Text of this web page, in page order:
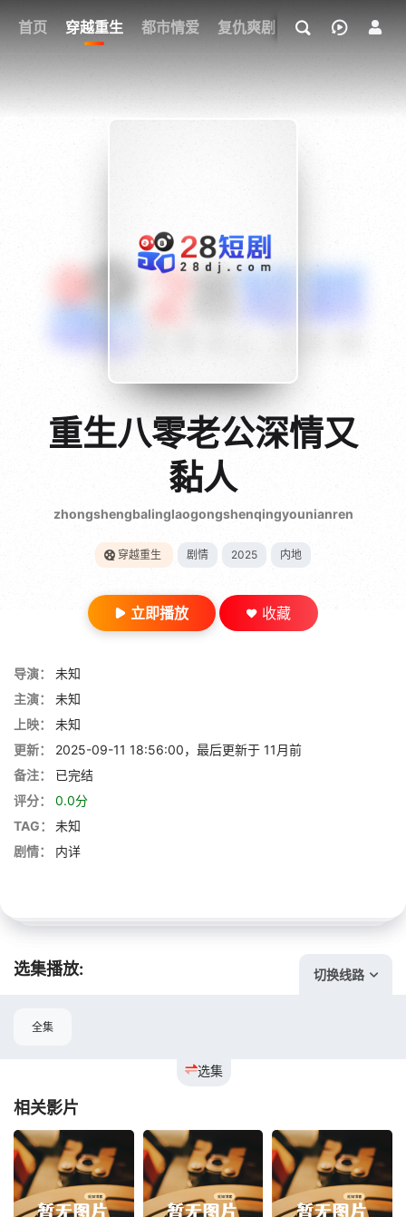
首页 穿越重生 都市情爱 复仇爽剧 玄幻武侠 奇幻
我的观影记录
{if condition="$obj.vod_points
28短剧
重生八零老公深情又
黏人
zhongshengbalinglaogongshenqingyounianren
穿越重生 剧情 2025 内地
立即播放 收藏
导演：
未知
主演：
未知
上映：
未知
更新：
2025-09-11 18:56:00，最后更新于 11月前
备注：
已完结
评分：
0.0分
TAG：
未知
剧情：
内详
选集播放: 切换线路
选集
全集
相关影片